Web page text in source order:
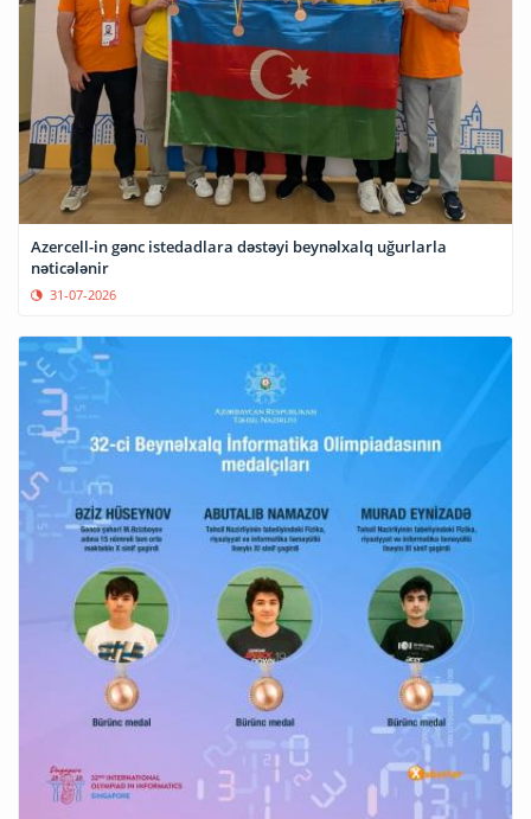
Azercell-in gənc istedadlara dəstəyi beynəlxalq uğurlarla
nəticələnir
31-07-2026